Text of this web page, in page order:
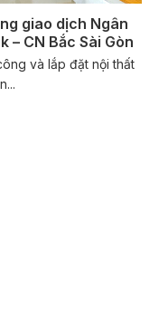
giao dịch Ngân
– CN Bắc Sài Gòn
và lắp đặt nội thất